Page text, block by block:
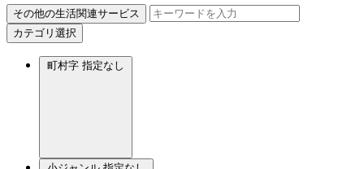
その他の生活関連サービス
カテゴリ選択
町村字 指定なし